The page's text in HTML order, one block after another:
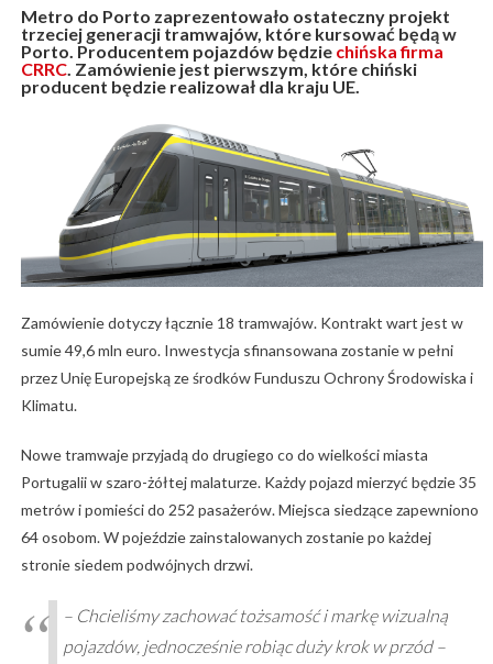
Metro do Porto zaprezentowało ostateczny projekt
trzeciej generacji tramwajów, które kursować będą w
Porto. Producentem pojazdów będzie chińska firma
CRRC. Zamówienie jest pierwszym, które chiński
producent będzie realizował dla kraju UE.
Zamówienie dotyczy łącznie 18 tramwajów. Kontrakt wart jest w
sumie 49,6 mln euro. Inwestycja sfinansowana zostanie w pełni
przez Unię Europejską ze środków Funduszu Ochrony Środowiska i
Klimatu.
Nowe tramwaje przyjadą do drugiego co do wielkości miasta
Portugalii w szaro-żółtej malaturze. Każdy pojazd mierzyć będzie 35
metrów i pomieści do 252 pasażerów. Miejsca siedzące zapewniono
64 osobom. W pojeździe zainstalowanych zostanie po każdej
stronie siedem podwójnych drzwi.
– Chcieliśmy zachować tożsamość i markę wizualną
pojazdów, jednocześnie robiąc duży krok w przód –